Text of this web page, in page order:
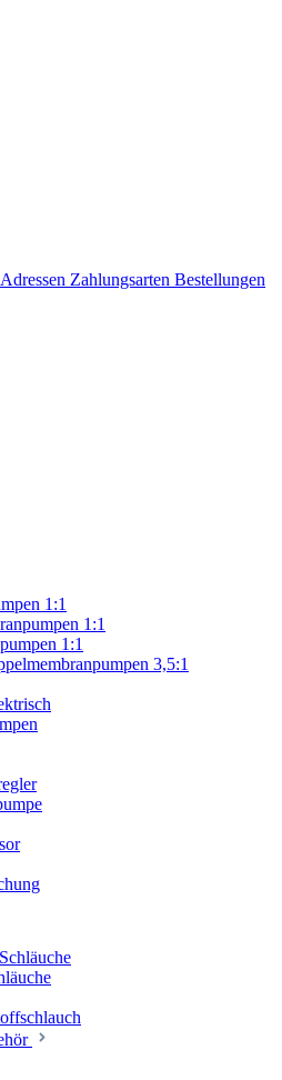
Adressen Zahlungsarten Bestellungen
1:1
1:1
1:1
3,5:1